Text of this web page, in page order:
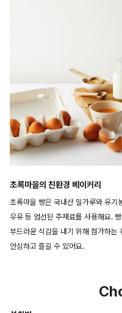
초록마을의 친환경 베이커리
초록마을 빵은 국내산 밀가루와 유기
우유 등 엄선된 주재료를 사용해요.
부드러운 식감을 내기 위해 첨가하는
안심하고 즐길 수 있어요.